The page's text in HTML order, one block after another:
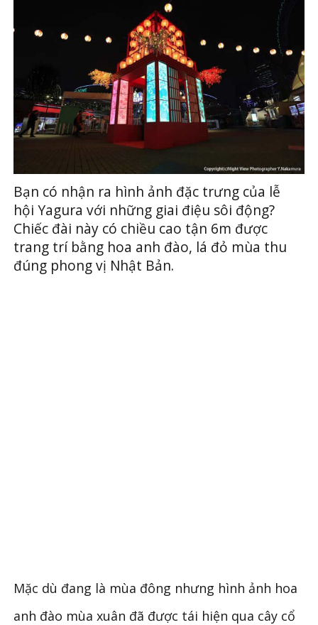
Bạn có nhận ra hình ảnh đặc trưng của lễ
hội Yagura với những giai điệu sôi động?
Chiếc đài này có chiều cao tận 6m được
trang trí bằng hoa anh đào, lá đỏ mùa thu
đúng phong vị Nhật Bản.
Mặc dù đang là mùa đông nhưng hình ảnh hoa
anh đào mùa xuân đã được tái hiện qua cây cổ